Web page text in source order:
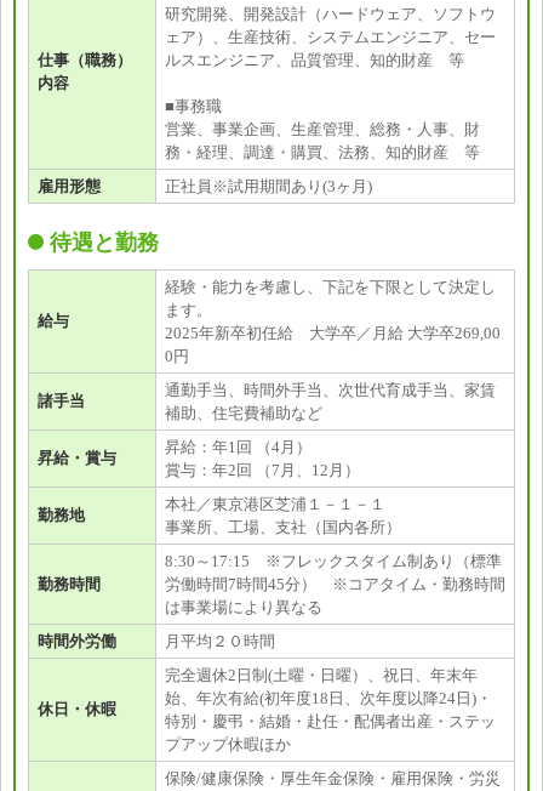
仕事（職務）
内容
研究開発、開発設計（ハードウェア、ソフトウ
ェア）、生産技術、システムエンジニア、セー
ルスエンジニア、品質管理、知的財産 等
■事務職
営業、事業企画、生産管理、総務・人事、財
務・経理、調達・購買、法務、知的財産 等
雇用形態
正社員※試用期間あり(3ヶ月)
待遇と勤務
給与
経験・能力を考慮し、下記を下限として決定し
ます。
2025年新卒初任給 大学卒／月給 大学卒269,00
0円
諸手当
通勤手当、時間外手当、次世代育成手当、家賃
補助、住宅費補助など
昇給・賞与
昇給：年1回 （4月）
賞与：年2回 （7月、12月）
勤務地
本社／東京港区芝浦１－１－１
事業所、工場、支社（国内各所）
勤務時間
8:30～17:15 ※フレックスタイム制あり（標準
労働時間7時間45分） ※コアタイム・勤務時間
は事業場により異なる
時間外労働
月平均２０時間
休日・休暇
完全週休2日制(土曜・日曜）、祝日、年末年
始、年次有給(初年度18日、次年度以降24日)・
特別・慶弔・結婚・赴任・配偶者出産・ステッ
プアップ休暇ほか
保険/健康保険・厚生年金保険・雇用保険・労災